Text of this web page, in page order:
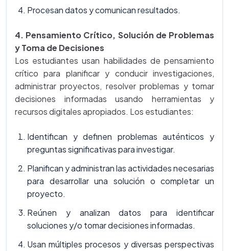
Procesan datos y comunican resultados.
4. Pensamiento Crítico, Solución de Problemas
y Toma de Decisiones
Los estudiantes usan habilidades de pensamiento
crítico para planificar y conducir investigaciones,
administrar proyectos, resolver problemas y tomar
decisiones informadas usando herramientas y
recursos digitales apropiados. Los estudiantes:
Identifican y definen problemas auténticos y
preguntas significativas para investigar.
Planifican y administran las actividades necesarias
para desarrollar una solución o completar un
proyecto.
Reúnen y analizan datos para identificar
soluciones y/o tomar decisiones informadas.
Usan múltiples procesos y diversas perspectivas